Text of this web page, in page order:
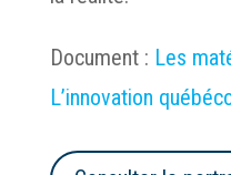
Document : Les
L’innovation